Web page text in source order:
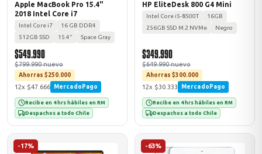
Apple MacBook Pro 15.4"
2018 Intel Core i7
Intel Core i7
16 GB DDR4
512GB SSD
15.4" Space Gray
$549.990
$799.990 nuevo
Ahorras $250.000
12x $47.666 MercadoPago
Recibe en 4 hrs hábiles en RM
Despachos a todo Chile
HP EliteDesk 800 G4 Mini
Intel Core i5-8500T
16GB
256GB SSD M.2 NVMe
Negro
$349.990
$649.990 nuevo
Ahorras $300.000
12x $30.333 MercadoPago
Recibe en 4 hrs hábiles en RM
Despachos a todo Chile
-17% -63%